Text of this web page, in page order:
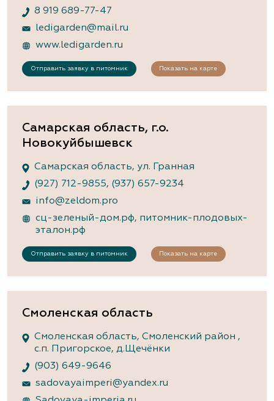
8 919 689-77-47
ledigarden@mail.ru
www.ledigarden.ru
Отправить заявку в питомник Показать на карте
Самарская область, г.о.
Новокуйбышевск
Самарская область, ул. Гранная
(927) 712-9855, (937) 657-9234
info@zeldom.pro
сц-зеленый-дом.рф, питомник-плодовых-
эталон.рф
Отправить заявку в питомник Показать на карте
Смоленская область
Смоленская область, Смоленский район ,
с.п. Пригорское, д.Щечёнки
(903) 649-9646
sadovayaimperi@yandex.ru